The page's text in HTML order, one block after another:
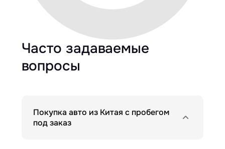
Часто задаваемые
вопросы
Покупка авто из Китая с пробегом
под заказ